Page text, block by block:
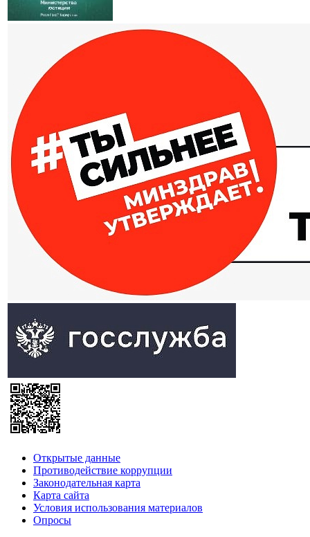
Открытые данные
Противодействие коррупции
Законодательная карта
Карта сайта
Условия использования материалов
Опросы